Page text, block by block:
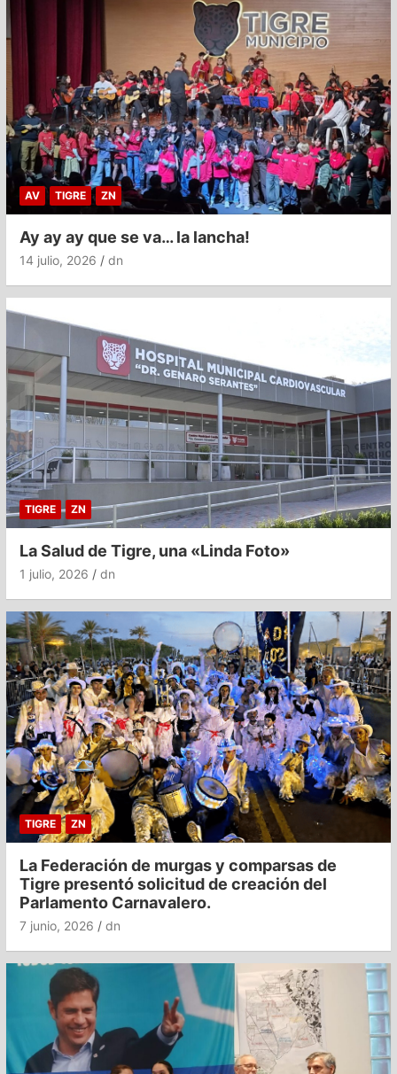
AV TIGRE ZN
Ay ay ay que se va… la lancha!
14 julio, 2026 dn
TIGRE ZN
La Salud de Tigre, una «Linda Foto»
1 julio, 2026 dn
TIGRE ZN
La Federación de murgas y comparsas de
Tigre presentó solicitud de creación del
Parlamento Carnavalero.
7 junio, 2026 dn